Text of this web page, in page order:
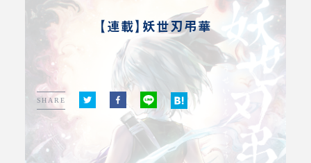
【連載】妖世刃弔華
SHARE